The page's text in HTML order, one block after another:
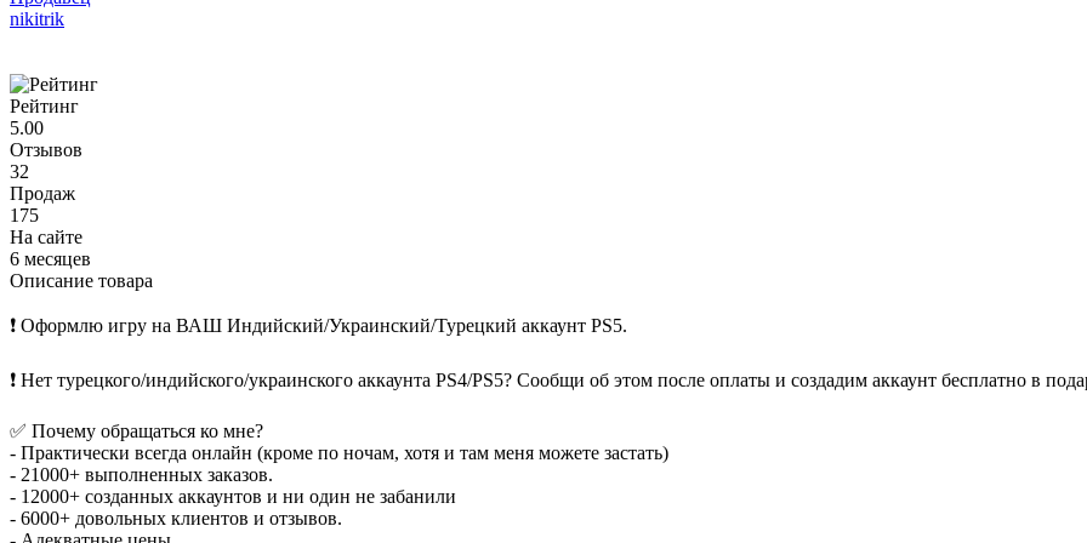
nikitrik
Рейтинг
5.00
Отзывов
32
Продаж
175
На сайте
6 месяцев
Описание товара
❗️ Оформлю игру на ВАШ Индийский/Украинский/Турецкий аккаунт PS5.
❗️ Нет турецкого/индийского/украинского аккаунта PS4/PS5? Сообщи об этом после оплаты и создадим аккаунт бесплатно в
✅ Почему обращаться ко мне?
- Практически всегда онлайн (кроме по ночам, хотя и там меня можете застать)
- 21000+ выполненных заказов.
- 12000+ созданных аккаунтов и ни один не забанили
- 6000+ довольных клиентов и отзывов.